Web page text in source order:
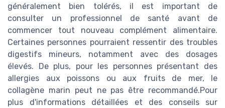
généralement bien tolérés, il est important de
consulter un professionnel de santé avant de
commencer tout nouveau complément alimentaire.
Certaines personnes pourraient ressentir des troubles
digestifs mineurs, notamment avec des dosages
élevés. De plus, pour les personnes présentant des
allergies aux poissons ou aux fruits de mer, le
collagène marin peut ne pas être recommandé.Pour
plus d'informations détaillées et des conseils sur